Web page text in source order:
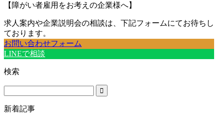
【障がい者雇用をお考えの企業様へ】
求人案内や企業説明会の相談は、下記フォームにてお待ちし
ております。
お問い合わせフォーム
LINEで相談
検索
新着記事